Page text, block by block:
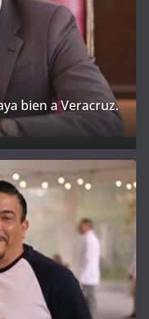
bien a Veracruz.